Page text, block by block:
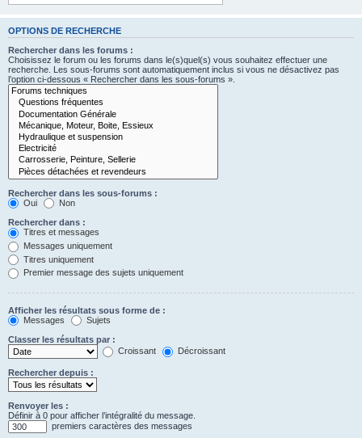
OPTIONS DE RECHERCHE
Rechercher dans les forums :
Choisissez le forum ou les forums dans le(s)quel(s) vous souhaitez effectuer une
recherche. Les sous-forums sont automatiquement inclus si vous ne désactivez pas
l’option ci-dessous « Rechercher dans les sous-forums ».
Rechercher dans les sous-forums :
Oui
Non
Rechercher dans :
Titres et messages
Messages uniquement
Titres uniquement
Premier message des sujets uniquement
Afficher les résultats sous forme de :
Messages
Sujets
Classer les résultats par :
Croissant
Décroissant
Rechercher depuis :
Renvoyer les :
Définir à 0 pour afficher l’intégralité du message.
premiers caractères des messages